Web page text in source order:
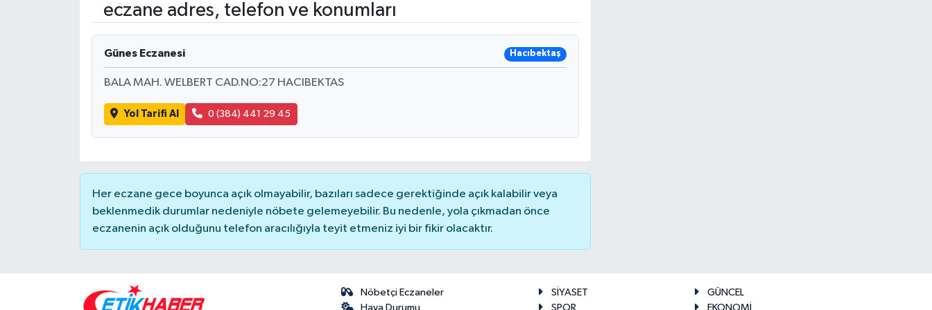
eczane adres, telefon ve konumları
Günes Eczanesi Hacıbektaş
BALA MAH. WELBERT CAD.NO:27 HACIBEKTAS
Yol Tarifi Al 0 (384) 441 29 45
Her eczane gece boyunca açık olmayabilir, bazıları sadece gerektiğinde açık kalabilir veya
beklenmedik durumlar nedeniyle nöbete gelemeyebilir. Bu nedenle, yola çıkmadan önce
eczanenin açık olduğunu telefon aracılığıyla teyit etmeniz iyi bir fikir olacaktır.
Nöbetçi Eczaneler
Hava Durumu
SİYASET
GÜNCEL
SPOR
EKONOMİ
ÖZEL HABER
RÖPORTAJLAR